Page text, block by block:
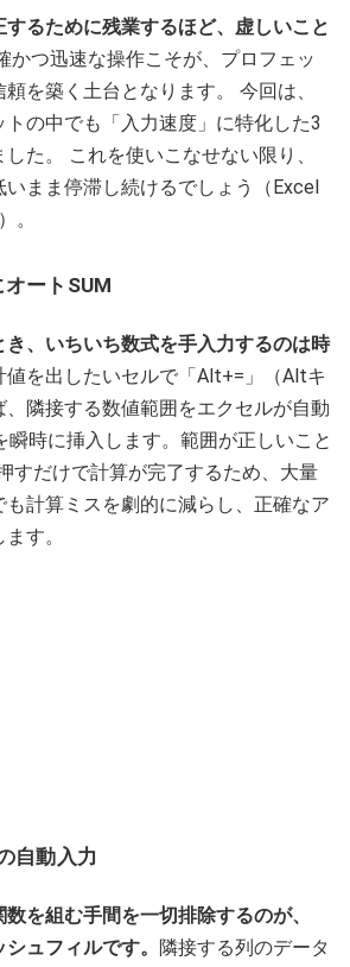
るために残業するほど、虚しいこと
かつ迅速な操作こそが、プロフェッ
を築く土台となります。 今回は、
の中でも「入力速度」に特化した3
た。 これを使いこなせない限り、
いまま停滞し続けるでしょう（Excel
。
ートSUM
、いちいち数式を手入力するのは時
値を出したいセルで「Alt+=」（Altキ
隣接する数値範囲をエクセルが自動
瞬時に挿入します。範囲が正しいこと
すだけで計算が完了するため、大量
計算ミスを劇的に減らし、正確なア
す。
自動入力
を組む手間を一切排除するのが、
ュフィルです。 隣接する列のデータ